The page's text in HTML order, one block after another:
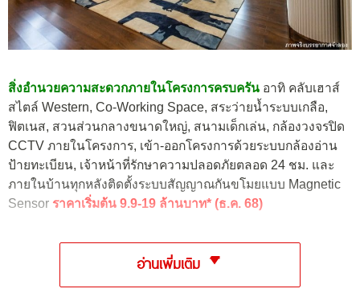
สิ่งอำนวยความสะดวกภายในโครงการครบครัน อาทิ คลับเฮาส์
สไตล์ Western, Co-Working Space, สระว่ายน้ำระบบเกลือ,
ฟิตเนส, สวนส่วนกลางขนาดใหญ่, สนามเด็กเล่น, กล้องวงจรปิด
CCTV ภายในโครงการ, เข้า-ออกโครงการด้วยระบบกล้องอ่าน
ป้ายทะเบียน, เจ้าหน้าที่รักษาความปลอดภัยตลอด 24 ชม. และ
ภายในบ้านทุกหลังติดตั้งระบบสัญญาณกันขโมยแบบ Magnetic
Sensor ราคาเริ่มต้น 9.9-19 ล้านบาท* (ธ.ค. 68)
อ่านเพิ่มเติม